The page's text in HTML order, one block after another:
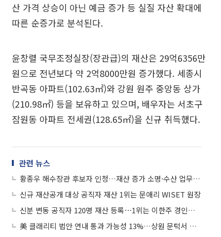
산 가격 상승이 아닌 예금 증가 등 실질 자산 확대에
따른 순증가로 분석된다.
윤창렬 국무조정실장(장관급)의 재산은 29억6356만
원으로 전년보다 약 2억8000만원 증가했다. 세종시
반곡동 아파트(102.63㎡)와 강원 원주 중앙동 상가
(210.98㎡) 등을 보유하고 있으며, 배우자는 서초구
잠원동 아파트 전세권(128.65㎡)을 신규 취득했다.
관련 뉴스
황종우 해수장관 후보자 인청…재산 증가 소명·수산 업무 경력 도마에
신규 재산공개 대상 공직자 재산 1위는 문애리 WISET 원장
신분 변동 공직자 120명 재산 등록⋯1위는 이한주 경인사회 이사장
美 클래리티 법안 연내 통과 가능성 13%…상원 문턱서 제동